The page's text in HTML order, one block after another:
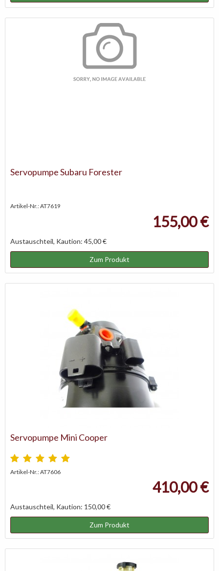
Servopumpe Subaru Forester
Artikel-Nr.: AT7619
155,00 €
Austauschteil, Kaution: 45,00 €
Zum Produkt
Servopumpe Mini Cooper
Artikel-Nr.: AT7606
410,00 €
Austauschteil, Kaution: 150,00 €
Zum Produkt